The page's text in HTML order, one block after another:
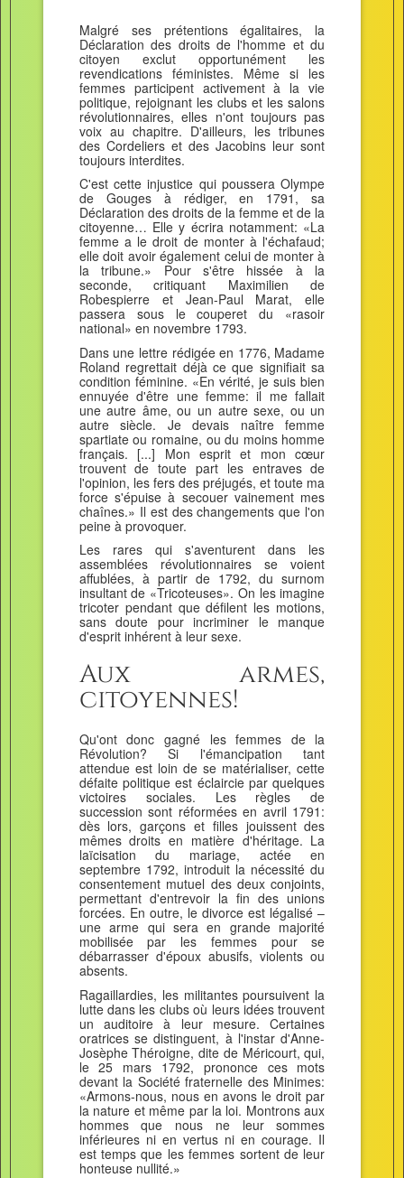
Malgré ses prétentions égalitaires, la
Déclaration des droits de l'homme et du
citoyen exclut opportunément les
revendications féministes. Même si les
femmes participent activement à la vie
politique, rejoignant les clubs et les salons
révolutionnaires, elles n'ont toujours pas
voix au chapitre. D'ailleurs, les tribunes
des Cordeliers et des Jacobins leur sont
toujours interdites.
C'est cette injustice qui poussera Olympe
de Gouges à rédiger, en 1791, sa
Déclaration des droits de la femme et de la
citoyenne… Elle y écrira notamment: «La
femme a le droit de monter à l'échafaud;
elle doit avoir également celui de monter à
la tribune.» Pour s'être hissée à la
seconde, critiquant Maximilien de
Robespierre et Jean-Paul Marat, elle
passera sous le couperet du «rasoir
national» en novembre 1793.
Dans une lettre rédigée en 1776, Madame
Roland regrettait déjà ce que signifiait sa
condition féminine. «En vérité, je suis bien
ennuyée d'être une femme: il me fallait
une autre âme, ou un autre sexe, ou un
autre siècle. Je devais naître femme
spartiate ou romaine, ou du moins homme
français. [...] Mon esprit et mon cœur
trouvent de toute part les entraves de
l'opinion, les fers des préjugés, et toute ma
force s'épuise à secouer vainement mes
chaînes.» Il est des changements que l'on
peine à provoquer.
Les rares qui s'aventurent dans les
assemblées révolutionnaires se voient
affublées, à partir de 1792, du surnom
insultant de «Tricoteuses». On les imagine
tricoter pendant que défilent les motions,
sans doute pour incriminer le manque
d'esprit inhérent à leur sexe.
Aux armes,
citoyennes!
Qu'ont donc gagné les femmes de la
Révolution? Si l'émancipation tant
attendue est loin de se matérialiser, cette
défaite politique est éclaircie par quelques
victoires sociales. Les règles de
succession sont réformées en avril 1791:
dès lors, garçons et filles jouissent des
mêmes droits en matière d'héritage. La
laïcisation du mariage, actée en
septembre 1792, introduit la nécessité du
consentement mutuel des deux conjoints,
permettant d'entrevoir la fin des unions
forcées. En outre, le divorce est légalisé –
une arme qui sera en grande majorité
mobilisée par les femmes pour se
débarrasser d'époux abusifs, violents ou
absents.
Ragaillardies, les militantes poursuivent la
lutte dans les clubs où leurs idées trouvent
un auditoire à leur mesure. Certaines
oratrices se distinguent, à l'instar d'Anne-
Josèphe Théroigne, dite de Méricourt, qui,
le 25 mars 1792, prononce ces mots
devant la Société fraternelle des Minimes:
«Armons-nous, nous en avons le droit par
la nature et même par la loi. Montrons aux
hommes que nous ne leur sommes
inférieures ni en vertus ni en courage. Il
est temps que les femmes sortent de leur
honteuse nullité.»